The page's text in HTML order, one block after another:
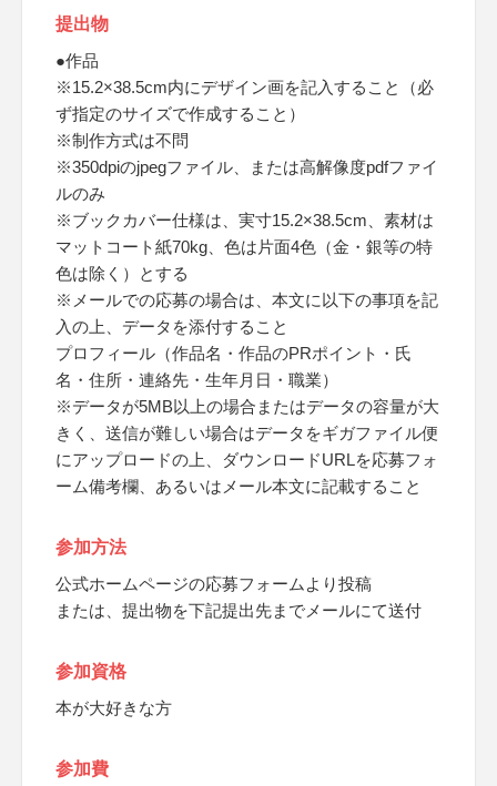
提出物
●作品
※15.2×38.5cm内にデザイン画を記入すること（必
ず指定のサイズで作成すること）
※制作方式は不問
※350dpiのjpegファイル、または高解像度pdfファイ
ルのみ
※ブックカバー仕様は、実寸15.2×38.5cm、素材は
マットコート紙70kg、色は片面4色（金・銀等の特
色は除く）とする
※メールでの応募の場合は、本文に以下の事項を記
入の上、データを添付すること
プロフィール（作品名・作品のPRポイント・氏
名・住所・連絡先・生年月日・職業）
※データが5MB以上の場合またはデータの容量が大
きく、送信が難しい場合はデータをギガファイル便
にアップロードの上、ダウンロードURLを応募フォ
ーム備考欄、あるいはメール本文に記載すること
参加方法
公式ホームページの応募フォームより投稿
または、提出物を下記提出先までメールにて送付
参加資格
本が大好きな方
参加費